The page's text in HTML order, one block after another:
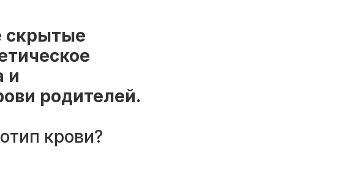
скрытые
и
родителей.
крови?